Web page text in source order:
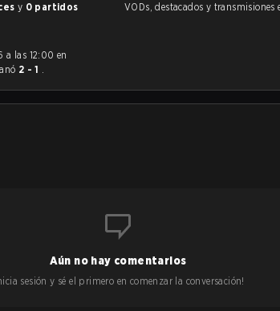
y 0 partidos
a las 12:00 en
2 - 1 .
VODs, destacados y transmisiones
Aún no hay comentarios
sesión y sé el primero en comenzar la conversación!